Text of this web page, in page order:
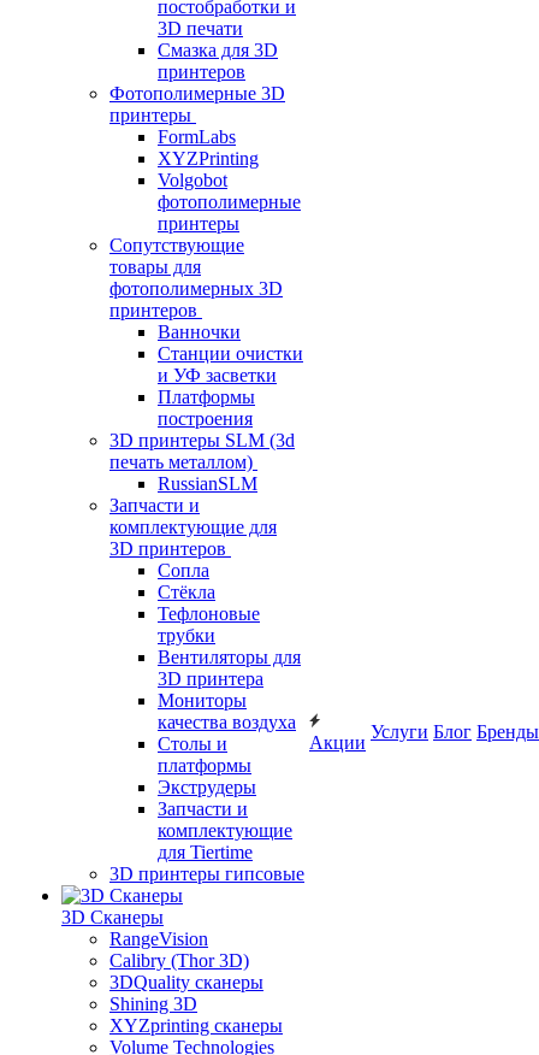
постобработки и
3D печати
Смазка для 3D
принтеров
Фотополимерные 3D
принтеры
FormLabs
XYZPrinting
Volgobot
фотополимерные
принтеры
Сопутствующие
товары для
фотополимерных 3D
принтеров
Ванночки
Станции очистки
и УФ засветки
Платформы
построения
3D принтеры SLM (3d
печать металлом)
RussianSLM
Запчасти и
комплектующие для
3D принтеров
Сопла
Cтёкла
Тефлоновые
трубки
Вентиляторы для
3D принтера
Мониторы
качества воздуха
Столы и
платформы
Экструдеры
Запчасти и
комплектующие
для Tiertime
3D принтеры гипсовые
3D Сканеры
RangeVision
Calibry (Thor 3D)
3DQuality сканеры
Shining 3D
XYZprinting сканеры
Volume Technologies
Акции
Услуги Блог Бренды